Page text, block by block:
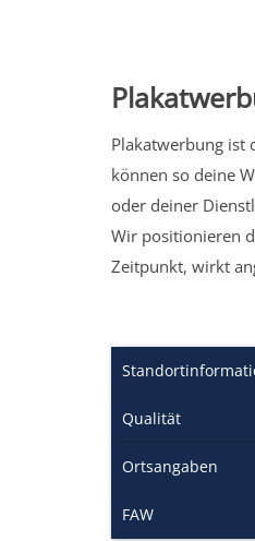
Plakatwerbung ist
können so deine
oder deiner
Wir positionieren
Zeitpunkt, wirkt
Qualität
Ortsangaben
FAW